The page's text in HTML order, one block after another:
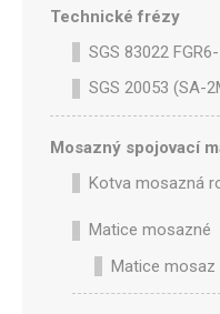
Technické frézy
SGS 83022
SGS 20053 (SA-
Mosazný spojovací
Kotva mosazná
Matice mosazné
Matice mosaz